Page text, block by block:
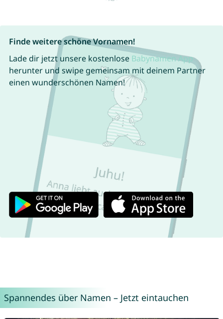
Finde weitere schöne Vornamen!
Lade dir jetzt unsere kostenlose Babynamen App
herunter und swipe gemeinsam mit deinem Partner
einen wunderschönen Namen!
Spannendes über Namen – Jetzt eintauchen